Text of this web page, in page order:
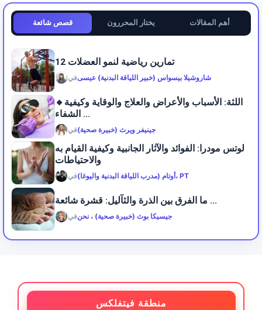
قصص شائعة يختار المحررون أهم المقالات
12 تمارين رياضية لنمو العضلات
فيشاروشيلا بيسواس (خبير اللياقة البدنية) عيسى
🔸اللثة: الأسباب والأعراض والعلاج والوقاية وكيفية
الشفاء ...
فيجينيفر ويرث (خبيرة صحية)
لوتس مودرا: الفوائد والآثار الجانبية وكيفية القيام به
والاحتياطات
في أوتام (مدرب اللياقة البدنية واليوغا)، PT
ما الفرق بين الذرة والثآليل: قشرة شائعة ...
فيجيسيكا بوث (خبيرة صحية) ، نحن
منطقة فيتفلكس